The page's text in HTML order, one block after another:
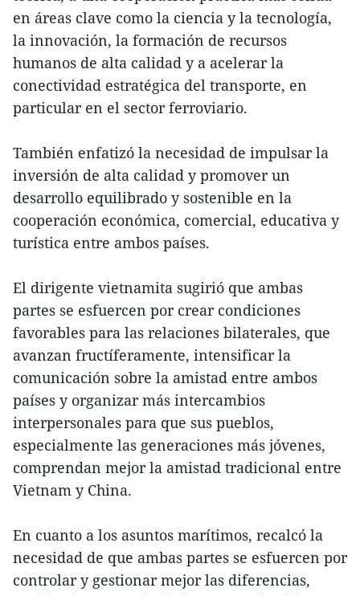
en áreas clave como la ciencia y la tecnología,
la innovación, la formación de recursos
humanos de alta calidad y a acelerar la
conectividad estratégica del transporte, en
particular en el sector ferroviario.
También enfatizó la necesidad de impulsar la
inversión de alta calidad y promover un
desarrollo equilibrado y sostenible en la
cooperación económica, comercial, educativa y
turística entre ambos países.
El dirigente vietnamita sugirió que ambas
partes se esfuercen por crear condiciones
favorables para las relaciones bilaterales, que
avanzan fructíferamente, intensificar la
comunicación sobre la amistad entre ambos
países y organizar más intercambios
interpersonales para que sus pueblos,
especialmente las generaciones más jóvenes,
comprendan mejor la amistad tradicional entre
Vietnam y China.
En cuanto a los asuntos marítimos, recalcó la
necesidad de que ambas partes se esfuercen por
controlar y gestionar mejor las diferencias,